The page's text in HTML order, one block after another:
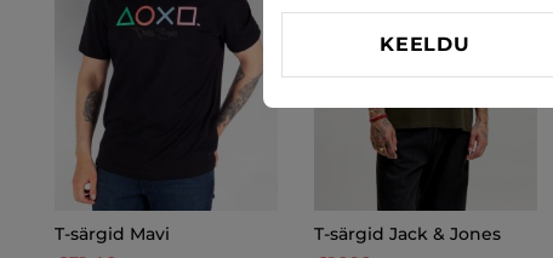
T-särgid Mavi
T-särgid Jack & Jones
KEELDU